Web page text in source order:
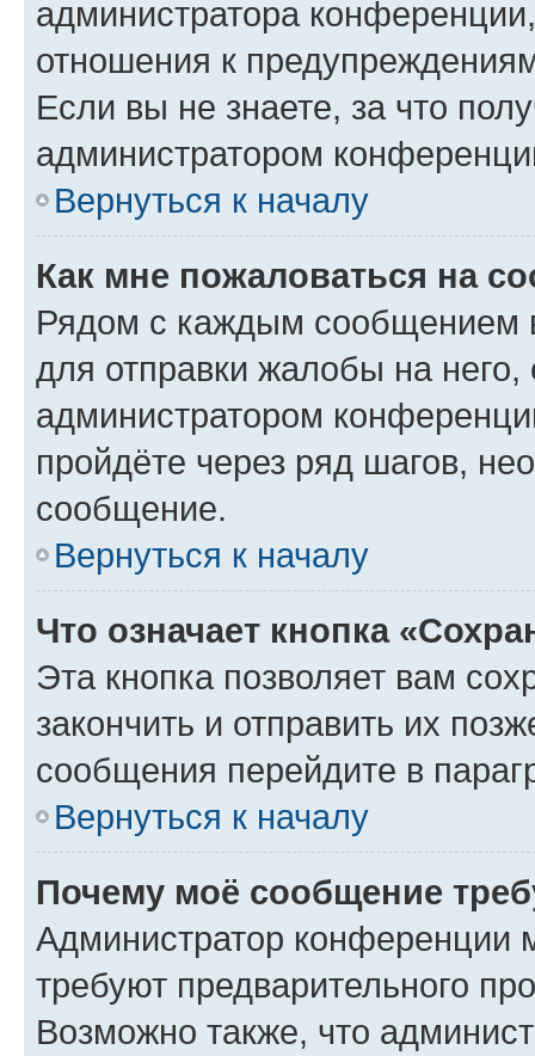
администратора
отношения к
Если вы не знаете, за что
администратором
Вернуться к началу
Как мне пожаловаться на
Рядом с каждым сообщением
для отправки жалобы на
администратором
пройдёте через ряд шагов,
сообщение.
Вернуться к началу
Что означает кнопка
Эта кнопка позволяет вам
закончить и отправить их
сообщения перейдите в
Вернуться к началу
Почему моё сообщение
Администратор конференции
требуют предварительного
Возможно также, что